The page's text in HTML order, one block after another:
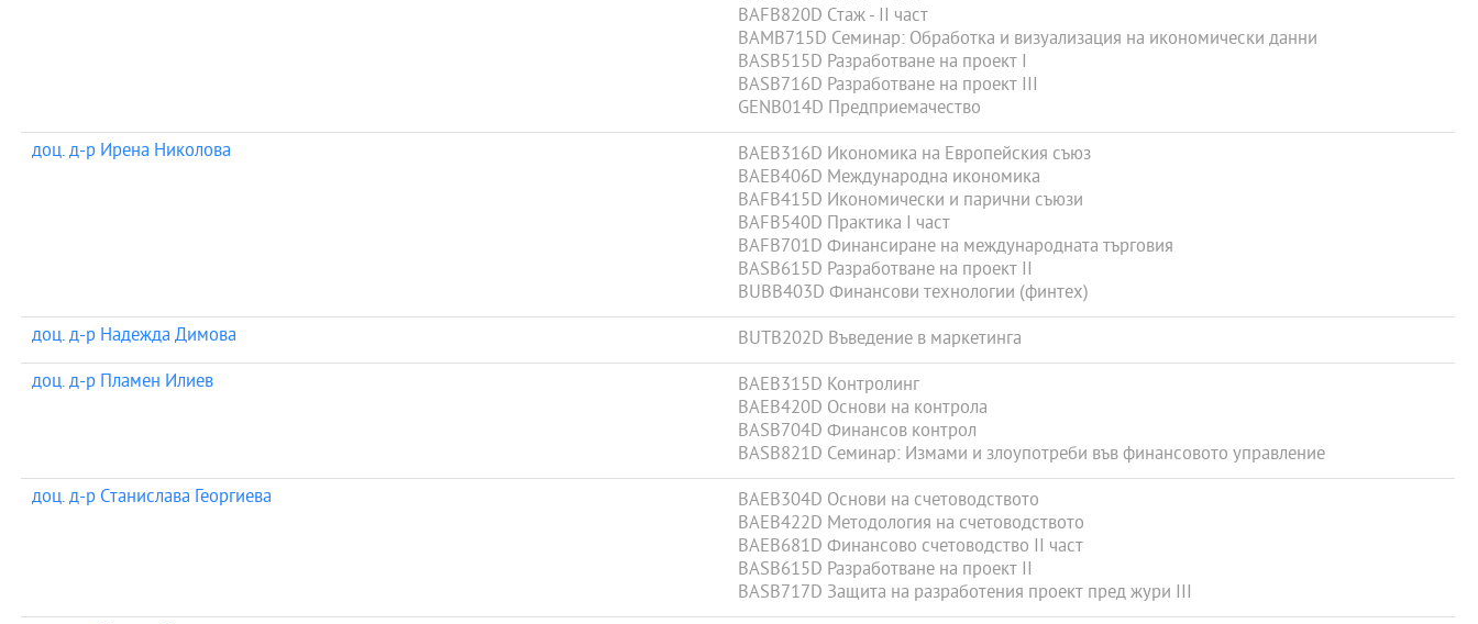
BAFB820D Стаж - II част
BAMB715D Семинар: Обработка и визуализация на икономически данни
BASB515D Разработване на проект I
BASB716D Разработване на проект III
GENB014D Предприемачество
доц. д-р Ирена Николова
BAEB316D Икономика на Европейския съюз
BAEB406D Международна икономика
BAFB415D Икономически и парични съюзи
BAFB540D Практика I част
BAFB701D Финансиране на международната търговия
BASB615D Разработване на проект II
BUBB403D Финансови технологии (финтех)
доц. д-р Надежда Димова
BUTB202D Въведение в маркетинга
доц. д-р Пламен Илиев
BAEB315D Контролинг
BAEB420D Основи на контрола
BASB704D Финансов контрол
BASB821D Семинар: Измами и злоупотреби във финансовото управление
доц. д-р Станислава Георгиева
BAEB304D Основи на счетоводството
BAEB422D Методология на счетоводството
BAEB681D Финансово счетоводство ІІ част
BASB615D Разработване на проект II
BASB717D Защита на разработения проект пред жури III